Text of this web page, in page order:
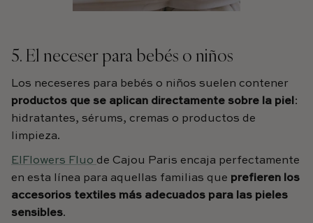
5. El neceser para bebés o niños
Los neceseres para bebés o niños suelen contener
productos que se aplican directamente sobre la piel:
hidratantes, sérums, cremas o productos de
limpieza.
ElFlowers Fluo de Cajou Paris encaja perfectamente
en esta línea para aquellas familias que prefieren los
accesorios textiles más adecuados para las pieles
sensibles.